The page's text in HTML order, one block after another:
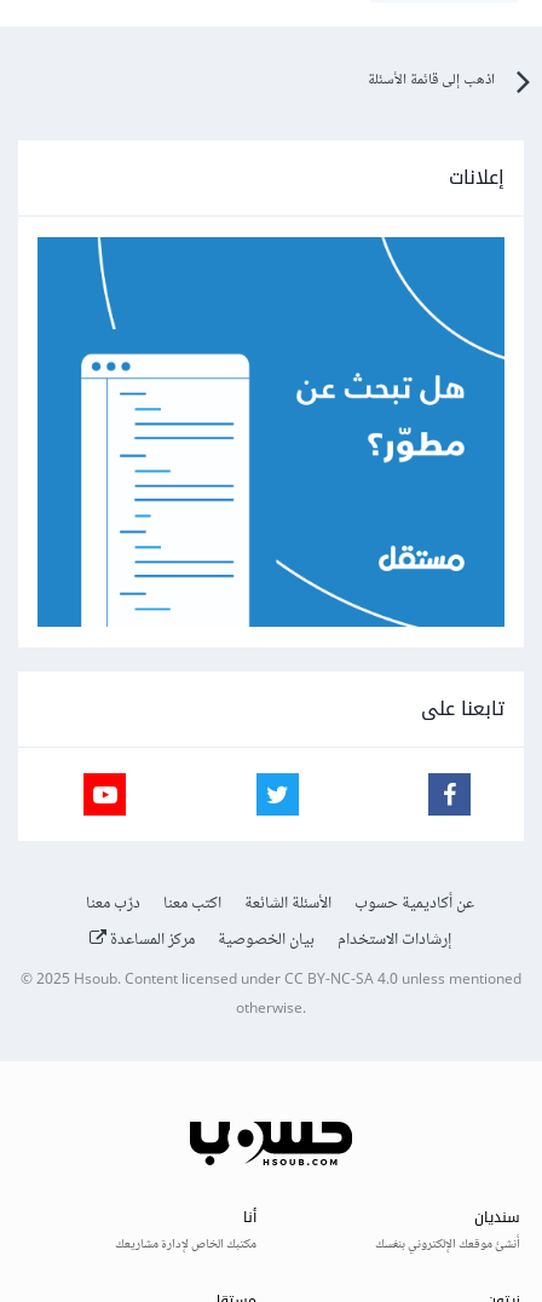
اذهب إلى قائمة الأسئلة
إعلانات
تابعنا على
عن أكاديمية حسوب الأسئلة الشائعة اكتب معنا
درّب معنا
إرشادات الاستخدام
بيان الخصوصية مركز المساعدة
© 2025Hsoub.Content licensed underCC BY-NC-SA 4.0unless mentioned
otherwise.